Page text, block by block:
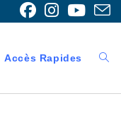
Accès Rapides